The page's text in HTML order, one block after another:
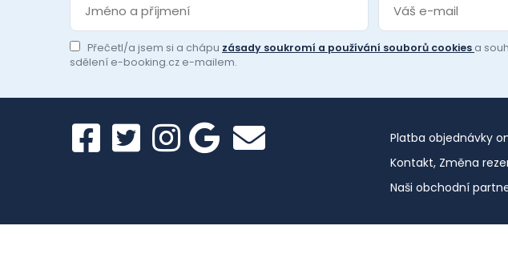
Přečetl/a jsem si a chápu zásady soukromí a používání souborů cookies a
sdělení e-booking.cz e-mailem.
Platba objednávky
Kontakt, Změna
Naši obchodní